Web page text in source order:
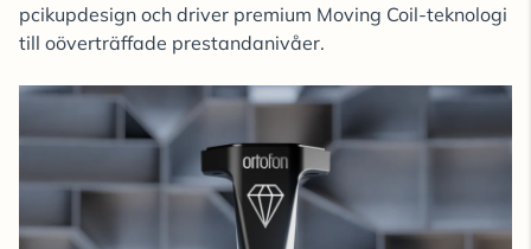
pcikupdesign och driver premium Moving Coil-teknologi
till oöverträffade prestandanivåer.